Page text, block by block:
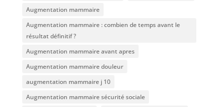
Augmentation mammaire
Augmentation mammaire : combien de temps avant le
résultat définitif ?
Augmentation mammaire avant apres
Augmentation mammaire douleur
augmentation mammaire j 10
Augmentation mammaire sécurité sociale